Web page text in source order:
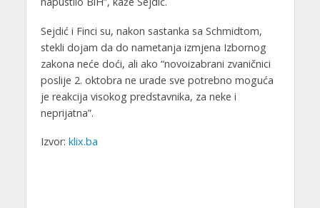
Sejdić i Finci su, nakon sastanka sa Schmidtom,
stekli dojam da do nametanja izmjena Izbornog
zakona neće doći, ali ako “novoizabrani zvaničnici
poslije 2. oktobra ne urade sve potrebno moguća
je reakcija visokog predstavnika, za neke i
neprijatna”.
Izvor: klix.ba